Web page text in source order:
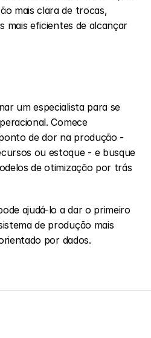
mais clara de trocas,
mais eficientes de alcançar
um especialista para se
Comece
de dor na produção -
ou estoque - e busque
de otimização por trás
ajudá-lo a dar o primeiro
de produção mais
por dados.